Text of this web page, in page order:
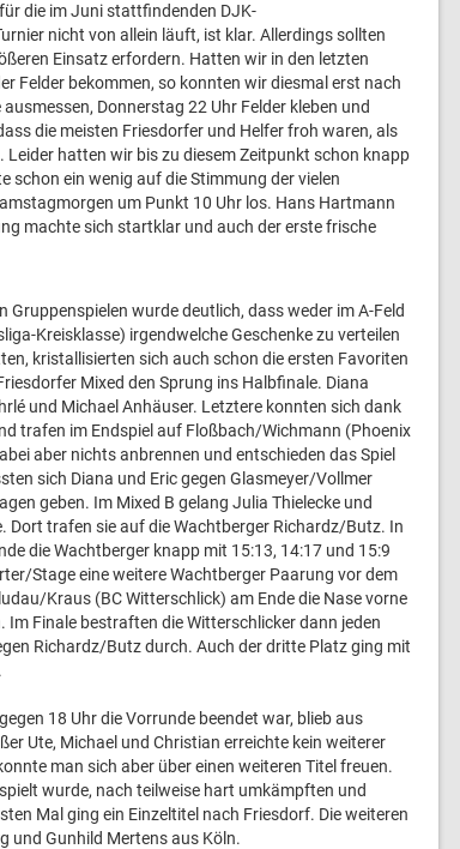
die im Juni stattfindenden DJK-
nicht von allein läuft, ist klar. Allerdings sollten
Einsatz erfordern. Hatten wir in den letzten
Felder bekommen, so konnten wir diesmal erst nach
Donnerstag 22 Uhr Felder kleben und
die meisten Friesdorfer und Helfer froh waren, als
hatten wir bis zu diesem Zeitpunkt schon knapp
schon ein wenig auf die Stimmung der vielen
um Punkt 10 Uhr los. Hans Hartmann
machte sich startklar und auch der erste frische
wurde deutlich, dass weder im A-Feld
Kreisklasse) irgendwelche Geschenke zu verteilen
kristallisierten sich auch schon die ersten Favoriten
Mixed den Sprung ins Halbfinale. Diana
und Michael Anhäuser. Letztere konnten sich dank
trafen im Endspiel auf Floßbach/Wichmann (Phoenix
aber nichts anbrennen und entschieden das Spiel
sich Diana und Eric gegen Glasmeyer/Vollmer
geben. Im Mixed B gelang Julia Thielecke und
Dort trafen sie auf die Wachtberger Richardz/Butz. In
die Wachtberger knapp mit 15:13, 14:17 und 15:9
Stage eine weitere Wachtberger Paarung vor dem
Kraus (BC Witterschlick) am Ende die Nase vorne
Im Finale bestraften die Witterschlicker dann jeden
Richardz/Butz durch. Auch der dritte Platz ging mit
18 Uhr die Vorrunde beendet war, blieb aus
Ute, Michael und Christian erreichte kein weiterer
man sich aber über einen weiteren Titel freuen.
wurde, nach teilweise hart umkämpften und
Mal ging ein Einzeltitel nach Friesdorf. Die weiteren
und Gunhild Mertens aus Köln.